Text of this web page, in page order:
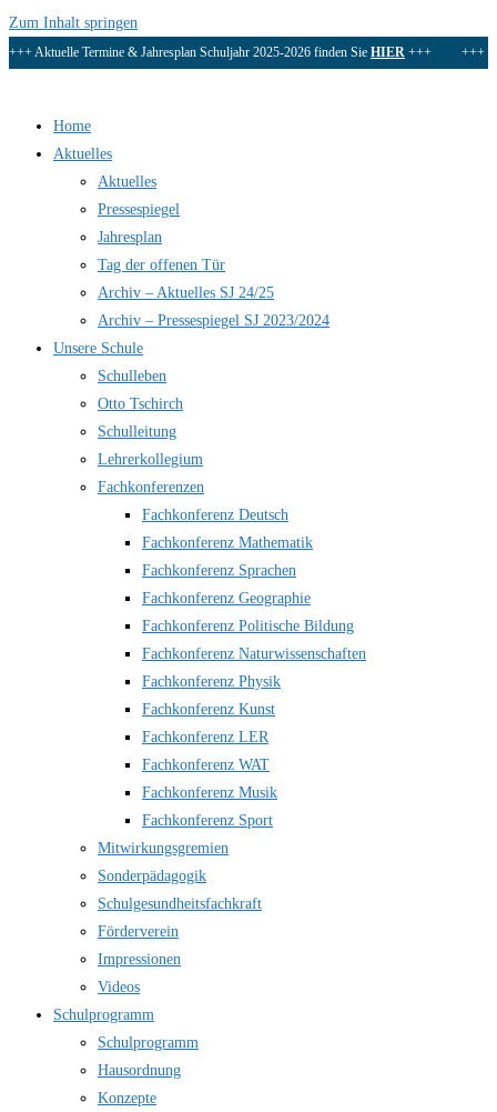
Zum Inhalt springen
+++ Aktuelle Termine & Jahresplan Schuljahr 2025-2026 finden Sie HIER +++ +++
Home
Aktuelles
Aktuelles
Pressespiegel
Jahresplan
Tag der offenen Tür
Archiv – Aktuelles SJ 24/25
Archiv – Pressespiegel SJ 2023/2024
Unsere Schule
Schulleben
Otto Tschirch
Schulleitung
Lehrerkollegium
Fachkonferenzen
Fachkonferenz Deutsch
Fachkonferenz Mathematik
Fachkonferenz Sprachen
Fachkonferenz Geographie
Fachkonferenz Politische Bildung
Fachkonferenz Naturwissenschaften
Fachkonferenz Physik
Fachkonferenz Kunst
Fachkonferenz LER
Fachkonferenz WAT
Fachkonferenz Musik
Fachkonferenz Sport
Mitwirkungsgremien
Sonderpädagogik
Schulgesundheitsfachkraft
Förderverein
Impressionen
Videos
Schulprogramm
Schulprogramm
Hausordnung
Konzepte